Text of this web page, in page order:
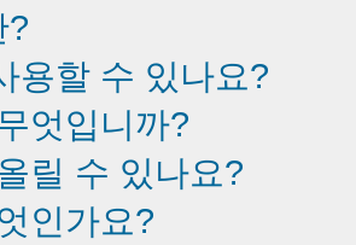
?
용할 수 있나요?
엇입니까?
릴 수 있나요?
인가요?